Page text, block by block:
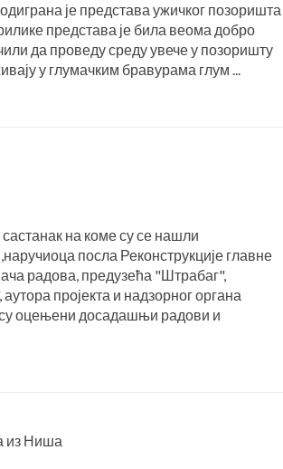
је представа ужичког позоришта
представа је била веома добро
да проведу среду увече у позоришту
у глумачким бравурама глум ...
на коме су се нашли
посла Реконструкције главне
радова, предузећа "Штрабаг",
пројекта и надзорног органа
оцењени досадашњи радови и
из Ниша